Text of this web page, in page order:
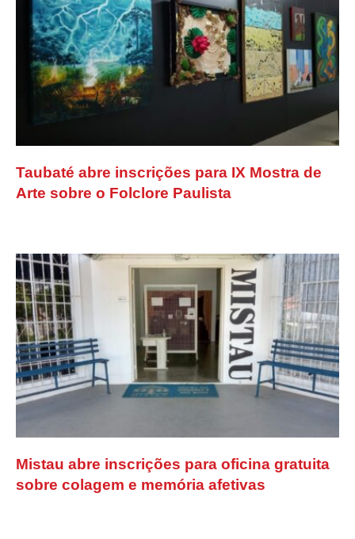
Taubaté abre inscrições para IX Mostra de
Arte sobre o Folclore Paulista
Mistau abre inscrições para oficina gratuita
sobre colagem e memória afetivas